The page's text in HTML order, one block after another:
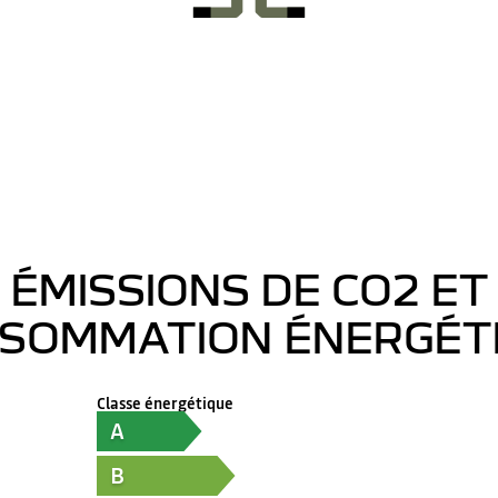
ÉMISSIONS DE CO2 ET
Classe énergétique
A
B